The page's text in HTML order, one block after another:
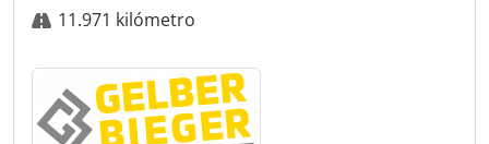
11.971 kilómetro